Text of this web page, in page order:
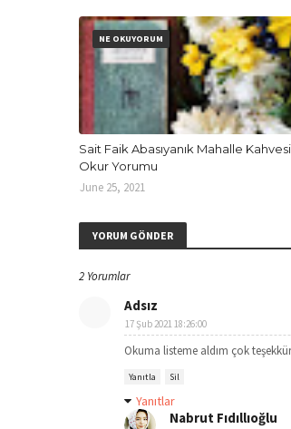
NE OKUYORUM
Sait Faik Abasıyanık Mahalle Kahvesi
Okur Yorumu
June 25, 2021
YORUM GÖNDER
2 Yorumlar
Adsız
17 Şub 2021 18:26:00
Okuma listeme aldım çok
Yanıtla Sil
Yanıtlar
Nabrut Fıdıllıoğlu